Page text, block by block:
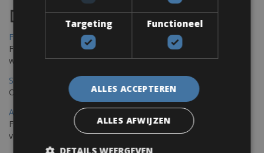
Destinations
Frejus Fietsverhuur
Fréjus en Saint-Raphaël liggen aan de Middellandse Zee en
worden omringd door het Massif de l'Esterel
Saint Raphael Fietsverhuur
Ontdek Saint Raphael, gelegen in het prachtige Var op uw fiets
Ajaccio Fietsverhuur
Fietsen in Ajaccio, gelegen op het eiland Corsica, biedt een
verscheidenheid aan routes
Targeting Functioneel
ALLES ACCEPTEREN
ALLES AFWIJZEN
DETAILS WEERGEVEN